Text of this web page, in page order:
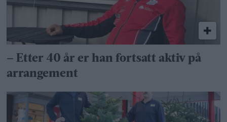
– Etter 40 år er han fortsatt aktiv på
arrangement